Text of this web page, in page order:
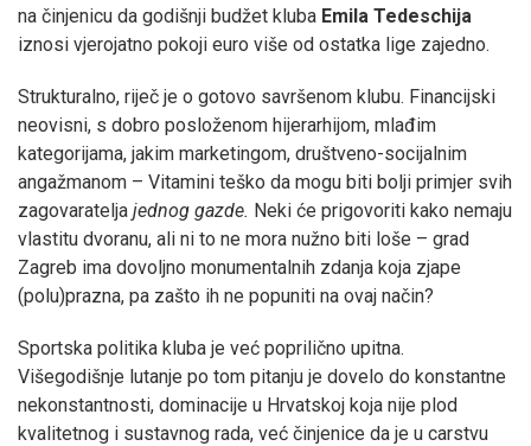
na činjenicu da godišnji budžet kluba Emila Tedeschija
iznosi vjerojatno pokoji euro više od ostatka lige zajedno.
Strukturalno, riječ je o gotovo savršenom klubu. Financijski
neovisni, s dobro posloženom hijerarhijom, mlađim
kategorijama, jakim marketingom, društveno-socijalnim
angažmanom – Vitamini teško da mogu biti bolji primjer svih
zagovaratelja jednog gazde. Neki će prigovoriti kako nemaju
vlastitu dvoranu, ali ni to ne mora nužno biti loše – grad
Zagreb ima dovoljno monumentalnih zdanja koja zjape
(polu)prazna, pa zašto ih ne popuniti na ovaj način?
Sportska politika kluba je već poprilično upitna.
Višegodišnje lutanje po tom pitanju je dovelo do konstantne
nekonstantnosti, dominacije u Hrvatskoj koja nije plod
kvalitetnog i sustavnog rada, već činjenice da je u carstvu